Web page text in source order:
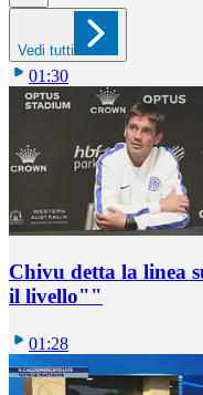
Vedi tutti
01:30
Chivu detta la linea
il livello""
01:28